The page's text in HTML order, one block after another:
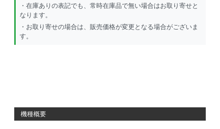
・在庫ありの表記でも、常時在庫品で無い場合はお取り寄せと
なります。
・お取り寄せの場合は、販売価格が変更となる場合がございま
す。
機種概要